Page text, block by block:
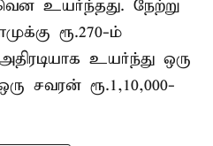
உயர்ந்தது. நேற்று
ரூ.270-ம்
உயர்ந்து ஒரு
சவரன் ரூ.1,10,000-